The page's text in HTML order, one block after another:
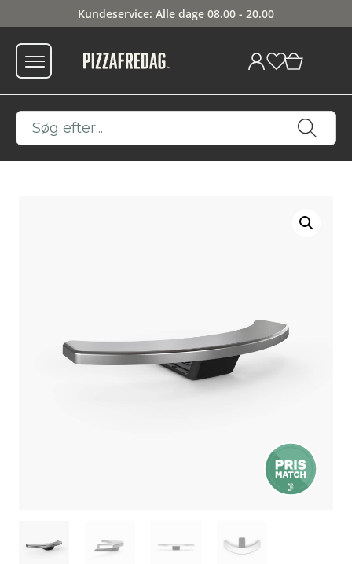
Kundeservice: Alle dage 08.00 - 20.00